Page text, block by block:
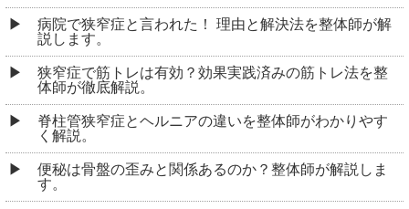
病院で狭窄症と言われた！ 理由と解決法を整体師が解
説します。
狭窄症で筋トレは有効？効果実践済みの筋トレ法を整
体師が徹底解説。
脊柱管狭窄症とヘルニアの違いを整体師がわかりやす
く解説。
便秘は骨盤の歪みと関係あるのか？整体師が解説しま
す。